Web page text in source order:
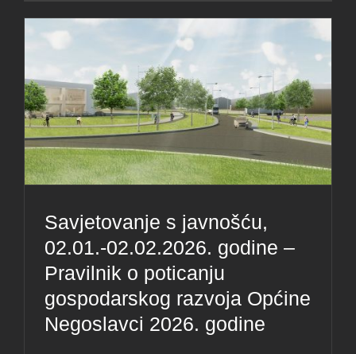
Savjetovanje s javnošću,
02.01.-02.02.2026. godine –
Pravilnik o poticanju
gospodarskog razvoja Općine
Negoslavci 2026. godine